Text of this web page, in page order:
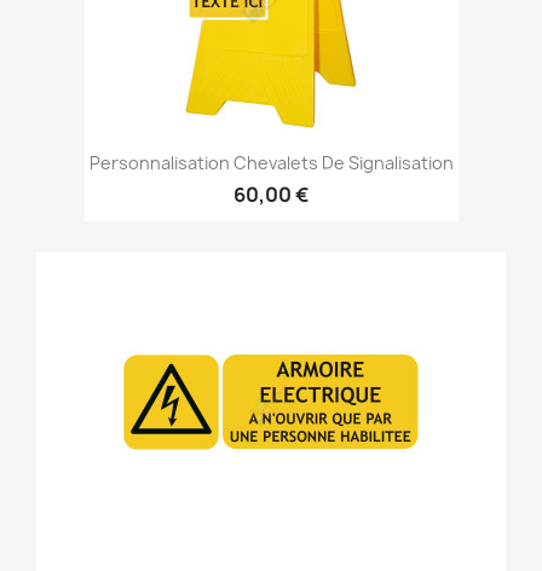
Personnalisation Chevalets De Signalisation
60,00 €